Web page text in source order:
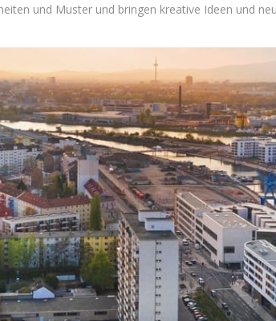
und Muster und bringen kreative Ideen und